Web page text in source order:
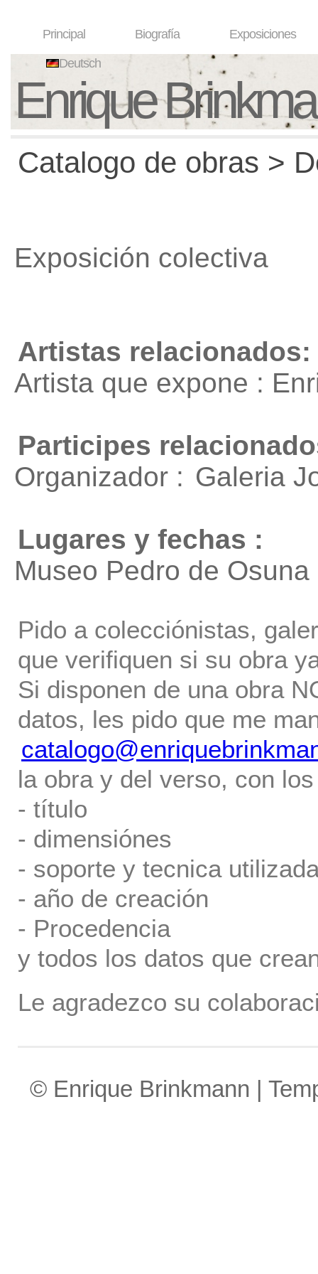
Principal Biografía Exposiciones
Deutsch
Enrique
Catalogo de obras >
Exposición colectiva
Artistas relacionados:
Artista que expone :
Participes
Organizador : Galeria
Lugares y fechas :
Museo Pedro de
Pido a colecciónistas,
que verifiquen si su obra
Si disponen de una obra
datos, les pido que me
la obra y del verso, con
- título
- dimensiónes
- soporte y tecnica
- año de creación
- Procedencia
y todos los datos que
Le agradezco su
© Enrique Brinkmann |